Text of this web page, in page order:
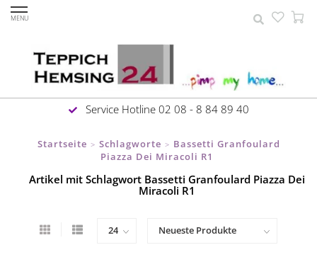
MENU
Service Hotline 02 08 - 8 84 89 40
Startseite > Schlagworte > Bassetti Granfoulard
Piazza Dei Miracoli R1
Artikel mit Schlagwort Bassetti Granfoulard Piazza Dei
Miracoli R1